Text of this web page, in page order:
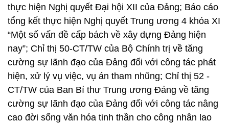
thực hiện Nghị quyết Đại hội XII của Đảng; Báo cáo
tổng kết thực hiện Nghị quyết Trung ương 4 khóa XI
“Một số vấn đề cấp bách về xây dựng Đảng hiện
nay”; Chỉ thị 50-CT/TW của Bộ Chính trị về tăng
cường sự lãnh đạo của Đảng đối với công tác phát
hiện, xử lý vụ việc, vụ án tham nhũng; Chỉ thị 52 -
CT/TW của Ban Bí thư Trung ương Đảng về tăng
cường sự lãnh đạo của Đảng đối với công tác nâng
cao đời sống văn hóa tinh thần cho công nhân lao